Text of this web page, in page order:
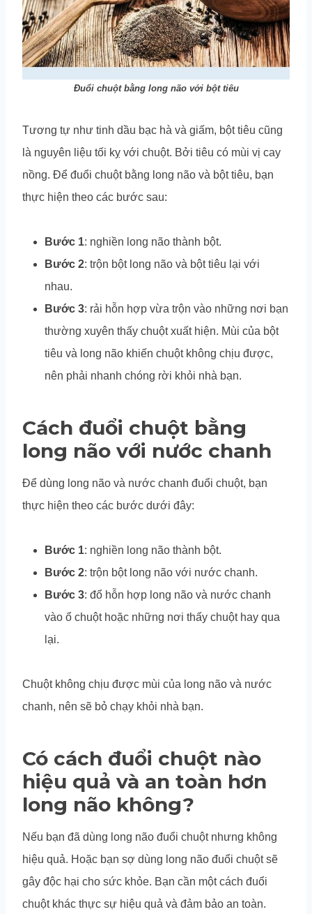
Đuổi chuột bằng long não với bột tiêu
Tương tự như tinh dầu bạc hà và giấm, bột tiêu cũng
là nguyên liệu tối kỵ với chuột. Bởi tiêu có mùi vị cay
nồng. Để đuổi chuột bằng long não và bột tiêu, bạn
thực hiện theo các bước sau:
Bước 1: nghiền long não thành bột.
Bước 2: trộn bột long não và bột tiêu lại với
nhau.
Bước 3: rải hỗn hợp vừa trộn vào những nơi bạn
thường xuyên thấy chuột xuất hiện. Mùi của bột
tiêu và long não khiến chuột không chịu được,
nên phải nhanh chóng rời khỏi nhà bạn.
Cách đuổi chuột bằng
long não với nước chanh
Để dùng long não và nước chanh đuổi chuột, bạn
thực hiện theo các bước dưới đây:
Bước 1: nghiền long não thành bột.
Bước 2: trộn bột long não với nước chanh.
Bước 3: đổ hỗn hợp long não và nước chanh
vào ổ chuột hoặc những nơi thấy chuột hay qua
lại.
Chuột không chịu được mùi của long não và nước
chanh, nên sẽ bỏ chạy khỏi nhà bạn.
Có cách đuổi chuột nào
hiệu quả và an toàn hơn
long não không?
Nếu bạn đã dùng long não đuổi chuột nhưng không
hiệu quả. Hoặc bạn sợ dùng long não đuổi chuột sẽ
gây độc hại cho sức khỏe. Bạn cần một cách đuổi
chuột khác thực sự hiệu quả và đảm bảo an toàn.